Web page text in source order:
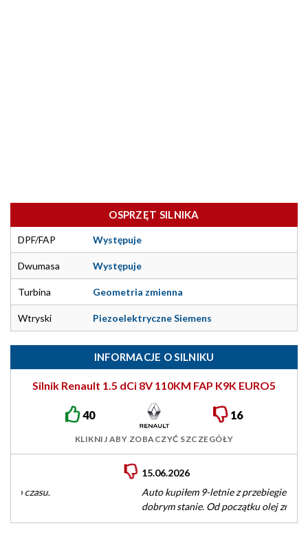
OSPRZĘT SILNIKA
DPF/FAP Występuje
Dwumasa Występuje
Turbina Geometria zmienna
Wtryski Piezoelektryczne Siemens
INFORMACJE O SILNIKU
Silnik Renault 1.5 dCi 8V 110KM FAP K9K EURO5
40 16
KLIKNIJ ABY ZOBACZYĆ SZCZEGÓŁY
Auto kupiłem 9-letnie z przebiegiem 77 tys. km. W bardzo
dobrym stanie. Od początku olej zmieniany co 10-12 tys. km,…